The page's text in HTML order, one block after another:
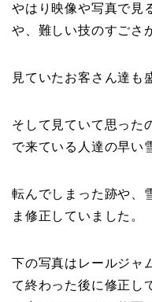
やはり映像や写真で見
や、難しい技のすごさ
見ていたお客さん達も
そして見ていて思った
で来ている人達の早い
転んでしまった跡や、
ま修正していました。
下の写真はレールジャ
て終わった後に修正し